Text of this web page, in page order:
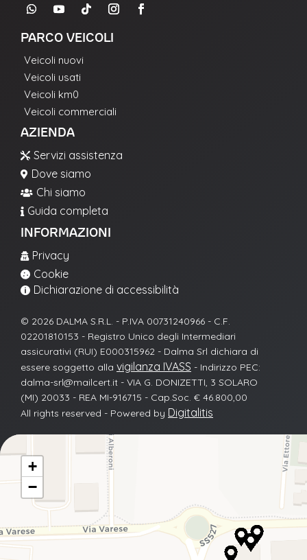
PARCO VEICOLI
Veicoli nuovi
Veicoli usati
Veicoli km0
Veicoli commerciali
AZIENDA
 Servizi assistenza
 Dove siamo
 Chi siamo
 Guida completa
INFORMAZIONI
 Privacy
 Cookie
 Dichiarazione di accessibilità
© 2026 DALMA S.R.L. - P.IVA 00731240966 - C.F.
02201810153 - Registro Unico degli Intermediari
assicurativi (RUI) E000315962 - Dalma Srl dichiara di
essere soggetto alla vigilanza IVASS - Indirizzo PEC:
dalma-srl@mailcert.it - VIA G. DONIZETTI, 3 SOLARO
(MI) 20033 - REA MI-916715 - Cap.Soc. € 46.800,00
All rights reserved - Powered by Digitalitis
+
−